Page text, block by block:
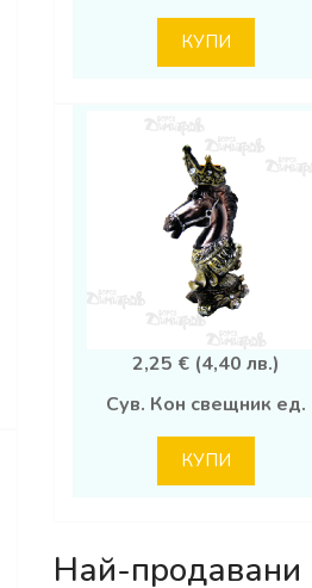
КУПИ
2,25 € (4,40 лв.)
Сув. Кон свещник ед.
КУПИ
Най-продавани